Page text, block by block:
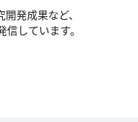
発成果など、
しています。